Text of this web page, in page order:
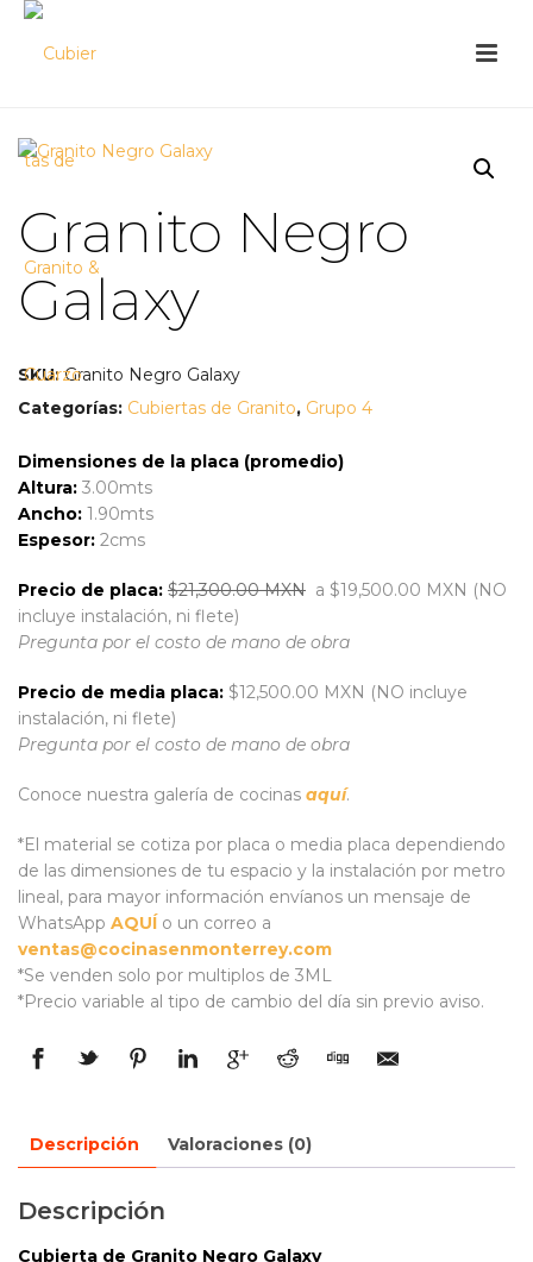
Granito Negro
Galaxy
SKU:Granito Negro Galaxy
Categorías: Cubiertas de Granito, Grupo 4
Dimensiones de la placa (promedio)
Altura: 3.00mts
Ancho: 1.90mts
Espesor: 2cms
Precio de placa: $21,300.00 MXN a $19,500.00 MXN (NO
incluye instalación, ni flete)
Pregunta por el costo de mano de obra
Precio de media placa: $12,500.00 MXN (NO incluye
instalación, ni flete)
Pregunta por el costo de mano de obra
Conoce nuestra galería de cocinas aquí.
*El material se cotiza por placa o media placa dependiendo
de las dimensiones de tu espacio y la instalación por metro
lineal, para mayor información envíanos un mensaje de
WhatsApp AQUÍ o un correo a
ventas@cocinasenmonterrey.com
*Se venden solo por multiplos de 3ML
*Precio variable al tipo de cambio del día sin previo aviso.
Descripción Valoraciones (0)
Descripción
Cubierta de Granito Negro Galaxy